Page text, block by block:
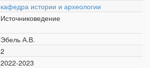
кафедра истории и археологии
Источниковедение
Эбель А.В.
2
2022-2023